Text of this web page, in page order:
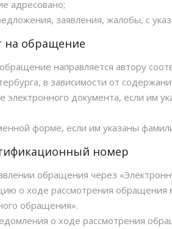
адресовано;
заявления, жалобы, с
на обращение
направляется автору
в зависимости от
документа, если им
форме, если им указаны
номер
обращения через
о ходе рассмотрения обращения
обращения».
о ходе рассмотрения